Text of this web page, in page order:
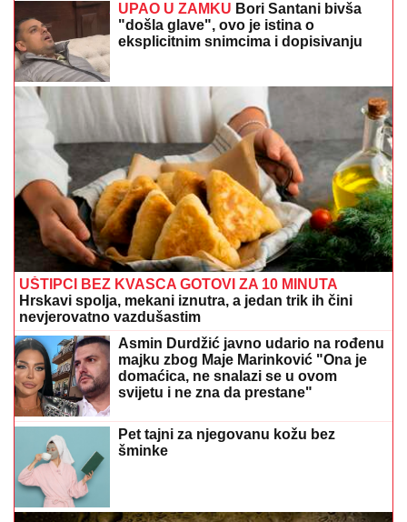
UPAO U ZAMKU Bori Santani bivša
"došla glave", ovo je istina o
eksplicitnim snimcima i dopisivanju
UŠTIPCI BEZ KVASCA GOTOVI ZA 10 MINUTA
Hrskavi spolja, mekani iznutra, a jedan trik ih čini
nevjerovatno vazdušastim
Asmin Durdžić javno udario na rođenu
majku zbog Maje Marinković "Ona je
domaćica, ne snalazi se u ovom
svijetu i ne zna da prestane"
Pet tajni za njegovanu kožu bez
šminke